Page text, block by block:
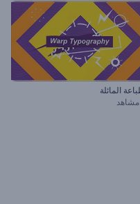
المائلة